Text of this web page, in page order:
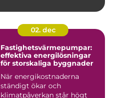
02. dec
Fastighetsvärmepumpar:
effektiva energilösningar
för storskaliga byggnader
När energikostnaderna
ständigt ökar och
klimatpåverkan står högt